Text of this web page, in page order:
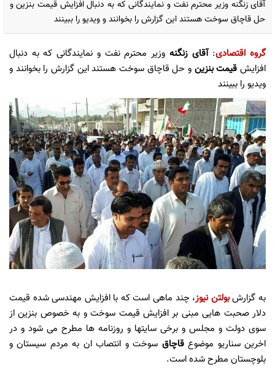
آقای زنگنه وزیر محترم نفت و نمایندگانی که به دنبال افزایش قیمت بنزین و
حل قاچاق سوخت هستند این گزارش را بخوانند و ویدیو را ببینند
گروه اقتصادی:آقای زنگنه وزیر محترم نفت و نمایندگانی که به دنبال
افزایش قیمت بنزین و حل قاچاق سوخت هستند این گزارش را بخوانند و
ویدیو را ببینند
به گزارشبولتن نیوز، چند ماهی است که با افزایش مهندسی شده قیمت
دلار صحبت هایی مبنی بر افزایش قیمت سوخت و به خصوص بنزین از
سوی دولت و مجلس و برخی سایتها و روزنامه ها مطرح می شود و در
اخرین سناریو موضوعقاچاق سوخت و انتصاب ان به مردم سیستان و
بلوچستان مطرح شده است.